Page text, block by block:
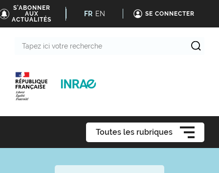
S'ABONNER
AUX
ACTUALITÉS
FR EN SE CONNECTER
Toutes les rubriques